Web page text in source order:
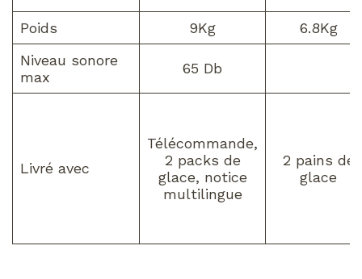
Poids 9Kg
6.8Kg
Niveau sonore
max
65 Db
Livré avec
Télécommande,
2 packs de
glace, notice
multilingue
2 pains de
glace